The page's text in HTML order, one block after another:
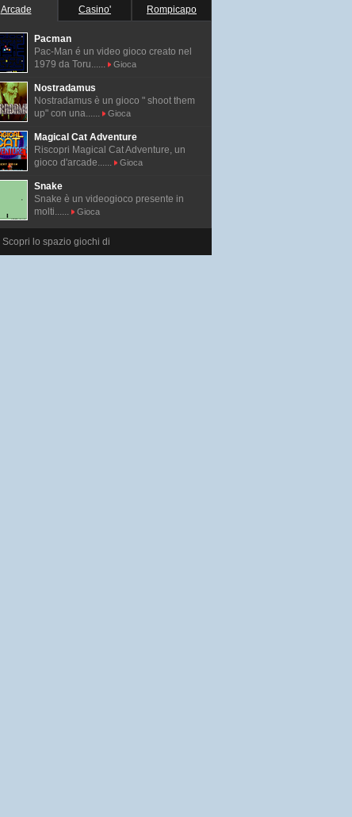
Arcade Casino' Rompicapo
Pacman
Pac-Man é un video gioco creato nel
1979 da Toru......
Gioca
Nostradamus
Nostradamus è un gioco " shoot them
up" con una......
Gioca
Magical Cat Adventure
Riscopri Magical Cat Adventure, un
gioco d'arcade......
Gioca
Snake
Snake è un videogioco presente in
molti......
Gioca
Scopri lo spazio giochi di